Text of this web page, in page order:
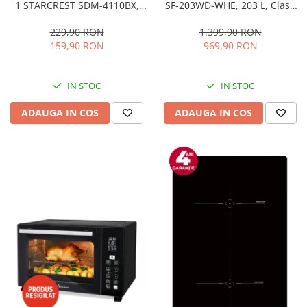
1 STARCREST SDM-4110BX,
invelis ceramic pentru vafe,
nuci, gogosi si smile
229,90 RON
159,90 RON
IN STOC
ADAUGA IN COS
SF-203WD-WHE, 203 L, Clasa
Termostat Ajustabil, Usi
reversibile, H 145 cm, Alb
1.399,90 RON
969,90 RON
IN STOC
ADAUGA IN COS